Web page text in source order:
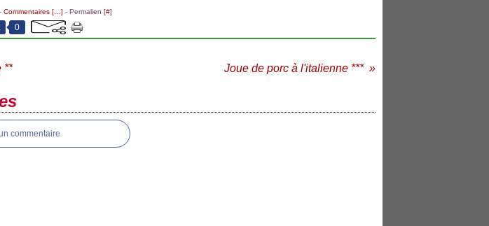
Commentaires [ ] - Permalien [#]
0
** Joue de porc à l'italienne ***
commentaire